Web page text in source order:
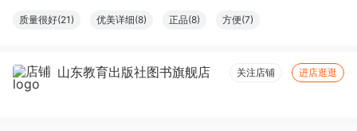
质量很好(21) 优美详细(8) 正品(8) 方便(7)
山东教育出版社图书旗舰店 关注店铺 进店逛逛